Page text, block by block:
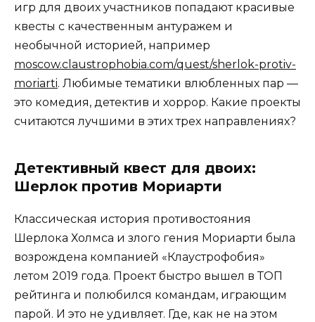
игр для двоих участников попадают красивые
квесты с качественным антуражем и
необычной историей, например
moscow.claustrophobia.com/quest/sherlok-protiv-
moriarti. Любимые тематики влюбленных пар —
это комедия, детектив и хоррор. Какие проекты
считаются лучшими в этих трех направлениях?
Детективный квест для двоих:
Шерлок против Мориарти
Классическая история противостояния
Шерлока Холмса и злого гения Мориарти была
возрождена компанией «Клаустрофобия»
летом 2019 года. Проект быстро вышел в ТОП
рейтинга и полюбился командам, играющим
парой. И это не удивляет. Где, как не на этом